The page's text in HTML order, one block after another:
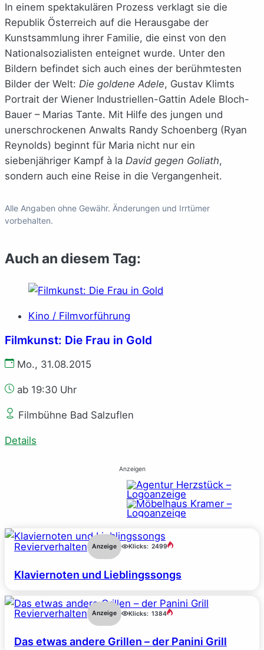
In einem spektakulären Prozess verklagt sie die
Republik Österreich auf die Herausgabe der
Kunstsammlung ihrer Familie, die einst von den
Nationalsozialisten enteignet wurde. Unter den
Bildern befindet sich auch eines der berühmtesten
Bilder der Welt: Die goldene Adele, Gustav Klimts
Portrait der Wiener Industriellen-Gattin Adele Bloch-
Bauer – Marias Tante. Mit Hilfe des jungen und
unerschrockenen Anwalts Randy Schoenberg (Ryan
Reynolds) beginnt für Maria nicht nur ein
siebenjähriger Kampf à la David gegen Goliath,
sondern auch eine Reise in die Vergangenheit.
Alle Angaben ohne Gewähr. Änderungen und Irrtümer
vorbehalten.
Auch an diesem Tag:
Kino / Filmvorführung
Filmkunst: Die Frau in Gold
Mo., 31.08.2015
ab 19:30 Uhr
Filmbühne Bad Salzuflen
Details
Anzeigen
Revierverhalten Anzeige Klicks: 2499
Klaviernoten und Lieblingssongs
Revierverhalten Anzeige Klicks: 1384
Das etwas andere Grillen – der Panini Grill